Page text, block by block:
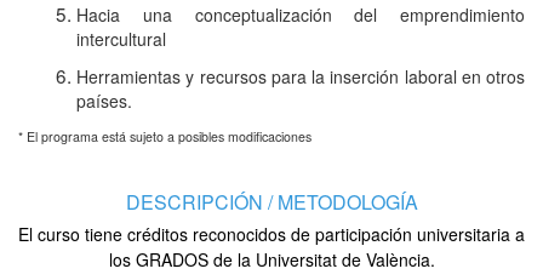
Hacia una conceptualización del emprendimiento
intercultural
Herramientas y recursos para la inserción laboral en otros
países.
* El programa está sujeto a posibles modificaciones
DESCRIPCIÓN / METODOLOGÍA
El curso tiene créditos reconocidos de participación universitaria a
los GRADOS de la Universitat de València.